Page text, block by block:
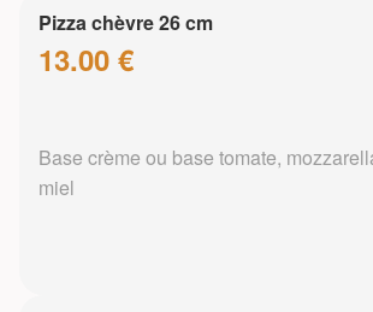
Pizza chèvre 26 cm
13.00 €
Base crème ou base tomate,
miel